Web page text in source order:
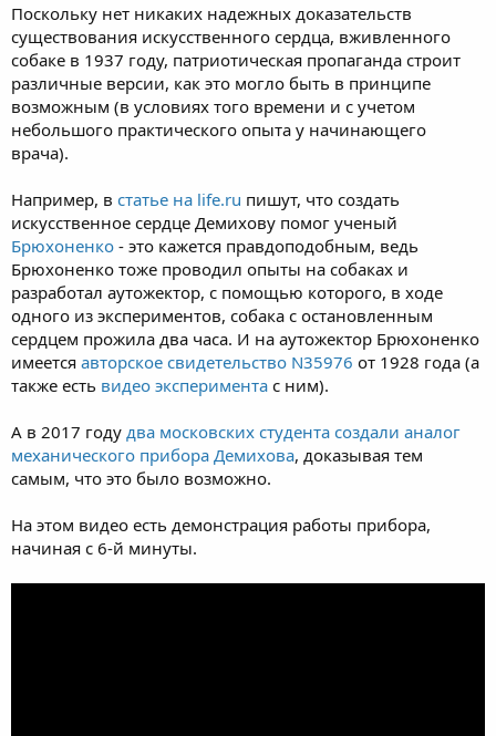
Поскольку нет никаких надежных доказательств
существования искусственного сердца, вживленного
собаке в 1937 году, патриотическая пропаганда строит
различные версии, как это могло быть в принципе
возможным (в условиях того времени и с учетом
небольшого практического опыта у начинающего
врача).
Например, в статье на life.ru пишут, что создать
искусственное сердце Демихову помог ученый
Брюхоненко - это кажется правдоподобным, ведь
Брюхоненко тоже проводил опыты на собаках и
разработал аутожектор, с помощью которого, в ходе
одного из экспериментов, собака с остановленным
сердцем прожила два часа. И на аутожектор Брюхоненко
имеется авторское свидетельство N35976 от 1928 года (а
также есть видео эксперимента с ним).
А в 2017 году два московских студента создали аналог
механического прибора Демихова, доказывая тем
самым, что это было возможно.
На этом видео есть демонстрация работы прибора,
начиная с 6-й минуты.